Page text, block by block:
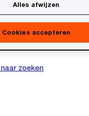
content.
zoeken
Alles afwijzen
Cookies accepteren